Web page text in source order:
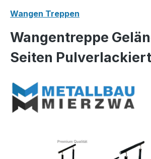
Wangen Treppen
Wangentreppe
Seiten
Bildergalerie überspringen